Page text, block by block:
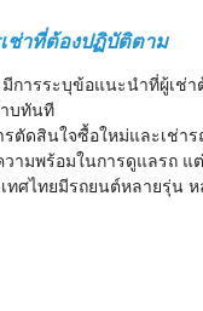
ช่าที่ต้องปฏิบัติตาม
ารระบุข้อแนะนำที่ผู้เช่า
บทันที
ตัดสินใจซื้อใหม่และเช่าร
ามพร้อมในการดูแลรถ แ
ทศไทยมีรถยนต์หลายรุ่น